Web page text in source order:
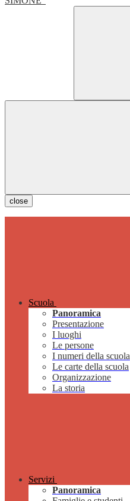
close
Scuola
Panoramica
Presentazione
I luoghi
Le persone
I numeri della scuola
Le carte della scuola
Organizzazione
La storia
Servizi
Panoramica